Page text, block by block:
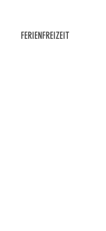
FERIENFREIZEIT